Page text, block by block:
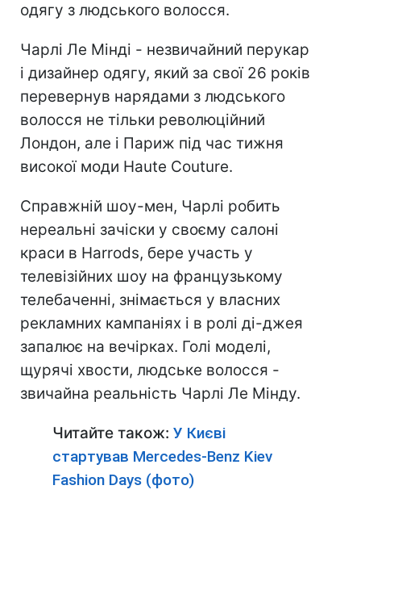
одягу з людського волосся.
Чарлі Ле Мінді - незвичайний перукар
і дизайнер одягу, який за свої 26 років
перевернув нарядами з людського
волосся не тільки революційний
Лондон, але і Париж під час тижня
високої моди Haute Couture.
Справжній шоу-мен, Чарлі робить
нереальні зачіски у своєму салоні
краси в Harrods, бере участь у
телевізійних шоу на французькому
телебаченні, знімається у власних
рекламних кампаніях і в ролі ді-джея
запалює на вечірках. Голі моделі,
щурячі хвости, людське волосся -
звичайна реальність Чарлі Ле Мінду.
Читайте також: У Києві
стартував Mercedes-Benz Kiev
Fashion Days (фото)